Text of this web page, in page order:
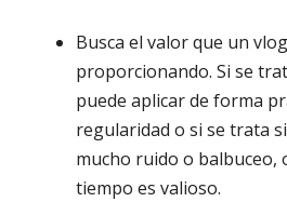
Busca el valor que un
proporcionando. Si se
puede aplicar de forma
regularidad o si se trata
mucho ruido o balbuceo,
tiempo es valioso.